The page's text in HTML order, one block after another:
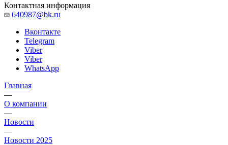
Контактная информация
640987@bk.ru
Вконтакте
Telegram
Viber
Viber
WhatsApp
Главная
—
О компании
—
Новости
—
Новости 2025